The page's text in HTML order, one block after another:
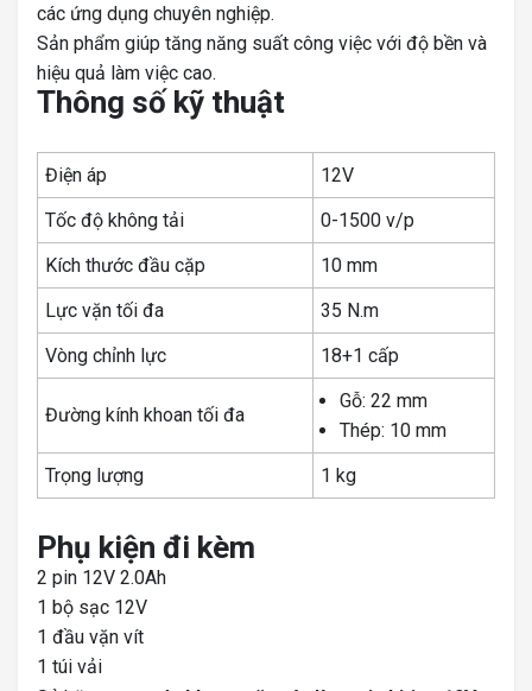
các ứng dụng chuyên nghiệp.
Sản phẩm giúp tăng năng suất công việc với độ bền và
hiệu quả làm việc cao.
Thông số kỹ thuật
Điện áp
12V
Tốc độ không tải
0-1500 v/p
Kích thước đầu cặp
10 mm
Lực vặn tối đa
35 N.m
Vòng chỉnh lực
18+1 cấp
Đường kính khoan tối đa
Gỗ: 22 mm
Thép: 10 mm
Trọng lượng
1 kg
Phụ kiện đi kèm
2 pin 12V 2.0Ah
1 bộ sạc 12V
1 đầu vặn vít
1 túi vải